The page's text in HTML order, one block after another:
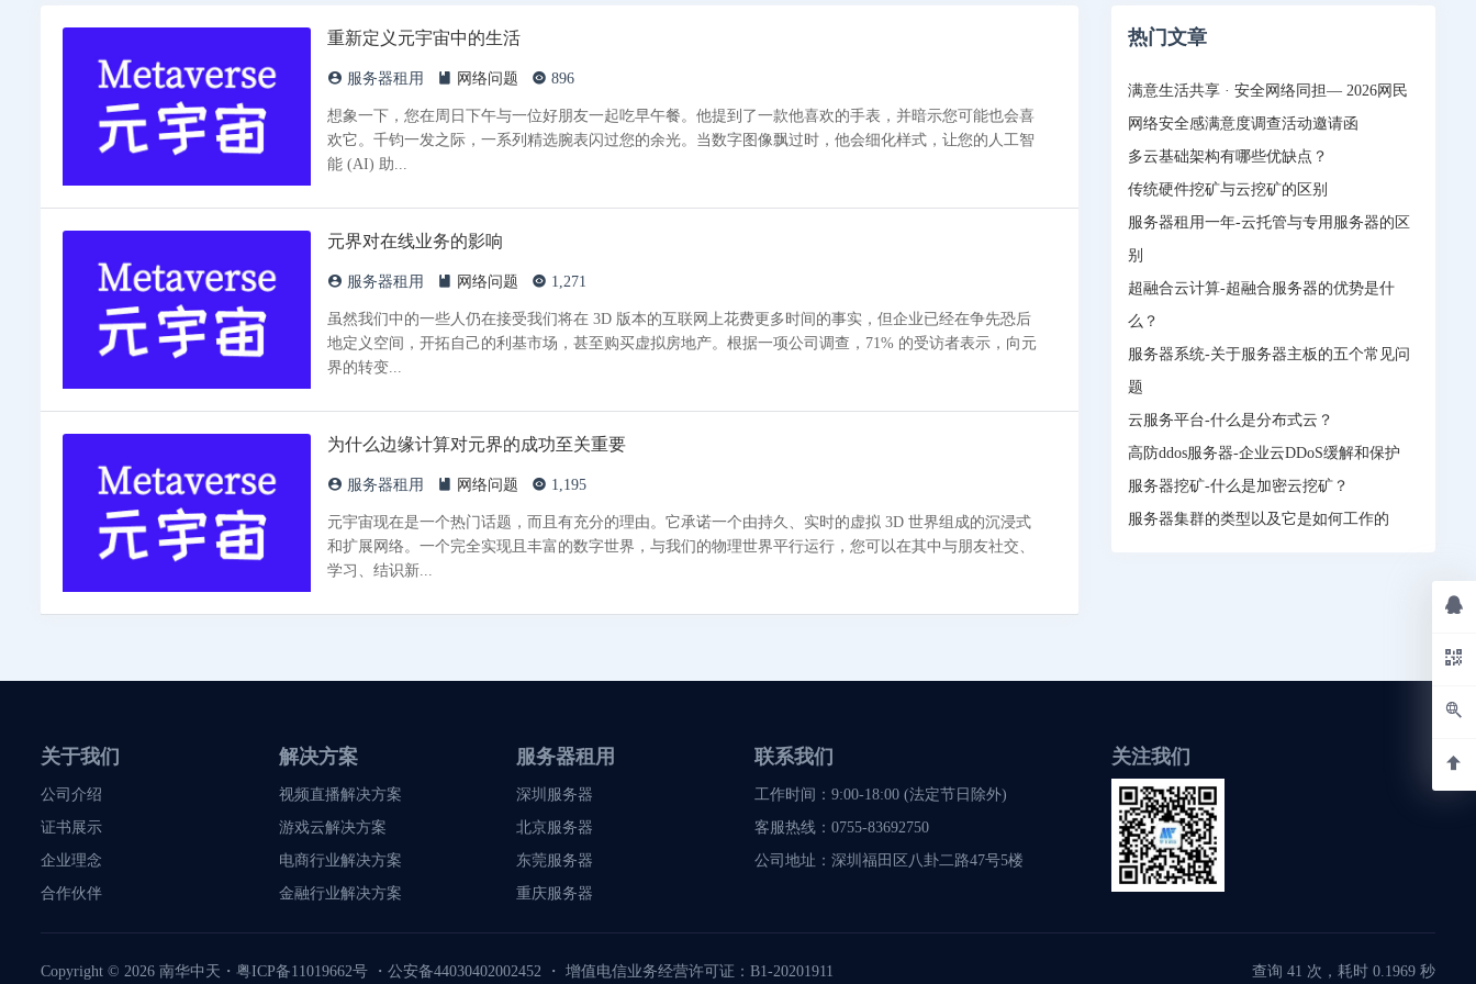
重新定义元宇宙中的生活
服务器租用 网络问题 896
想象一下，您在周日下午与一位好朋友一起吃早午餐。他提到了一款他喜欢的手表，并暗示您可能也会喜
欢它。千钧一发之际，一系列精选腕表闪过您的余光。当数字图像飘过时，他会细化样式，让您的人工智
能 (AI) 助...
元界对在线业务的影响
服务器租用 网络问题 1,271
虽然我们中的一些人仍在接受我们将在 3D 版本的互联网上花费更多时间的事实，但企业已经在争先恐后
地定义空间，开拓自己的利基市场，甚至购买虚拟房地产。根据一项公司调查，71% 的受访者表示，向元
界的转变...
为什么边缘计算对元界的成功至关重要
服务器租用 网络问题 1,195
元宇宙现在是一个热门话题，而且有充分的理由。它承诺一个由持久、实时的虚拟 3D 世界组成的沉浸式
和扩展网络。一个完全实现且丰富的数字世界，与我们的物理世界平行运行，您可以在其中与朋友社交、
学习、结识新...
热门文章
满意生活共享 · 安全网络同担— 2026网民
网络安全感满意度调查活动邀请函
多云基础架构有哪些优缺点？
传统硬件挖矿与云挖矿的区别
服务器租用一年-云托管与专用服务器的区
别
超融合云计算-超融合服务器的优势是什
么？
服务器系统-关于服务器主板的五个常见问
题
云服务平台-什么是分布式云？
高防ddos服务器-企业云DDoS缓解和保护
服务器挖矿-什么是加密云挖矿？
服务器集群的类型以及它是如何工作的
关于我们
公司介绍
证书展示
企业理念
合作伙伴
解决方案
视频直播解决方案
游戏云解决方案
电商行业解决方案
金融行业解决方案
服务器租用
深圳服务器
北京服务器
东莞服务器
重庆服务器
联系我们
工作时间：9:00-18:00 (法定节日除外)
客服热线： 0755-83692750
公司地址： 深圳福田区八卦二路47号5楼
关注我们
Copyright © 2026 南华中天 ・ 粤ICP备11019662号 ・ 公安备44030402002452 ・ 增值电信业务经营许可证：B1-20201911 查询 41 次，耗时 0.1969 秒